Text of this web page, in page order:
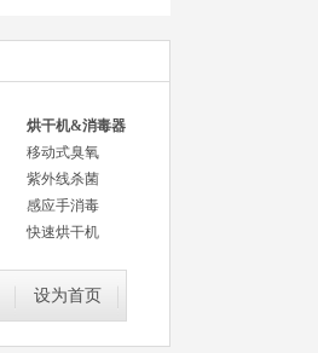
烘干机&消毒器
移动式臭氧
紫外线杀菌
感应手消毒
快速烘干机
设为首页